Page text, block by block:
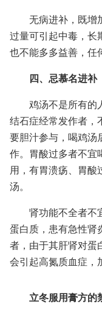
无病进补，既增
过量可引起中毒，长
也不能多多益善，任
四、忌慕名进补
鸡汤不是所有的
结石症经常发作者，
要胆汁参与，喝鸡汤
作。胃酸过多者不宜
用，有胃溃疡、胃酸
汤。
肾功能不全者不
蛋白质，患有急性肾
者，由于其肝肾对蛋
会引起高氮质血症，
立冬服用膏方的